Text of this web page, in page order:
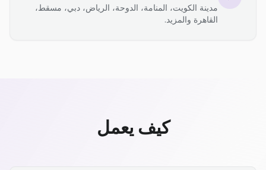
مدينة الكويت، المنامة، الدوحة، الرياض، دبي، مسقط،
القاهرة والمزيد.
كيف يعمل